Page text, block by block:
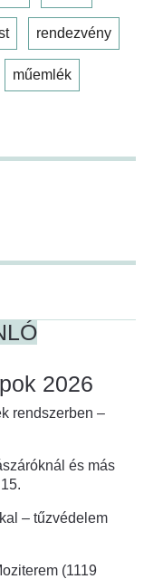
rendezvény
műemlék
2026
rendszerben –
és más
– tűzvédelem
(1119